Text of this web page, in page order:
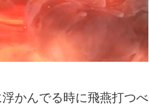
かんでる時に飛燕打つべ